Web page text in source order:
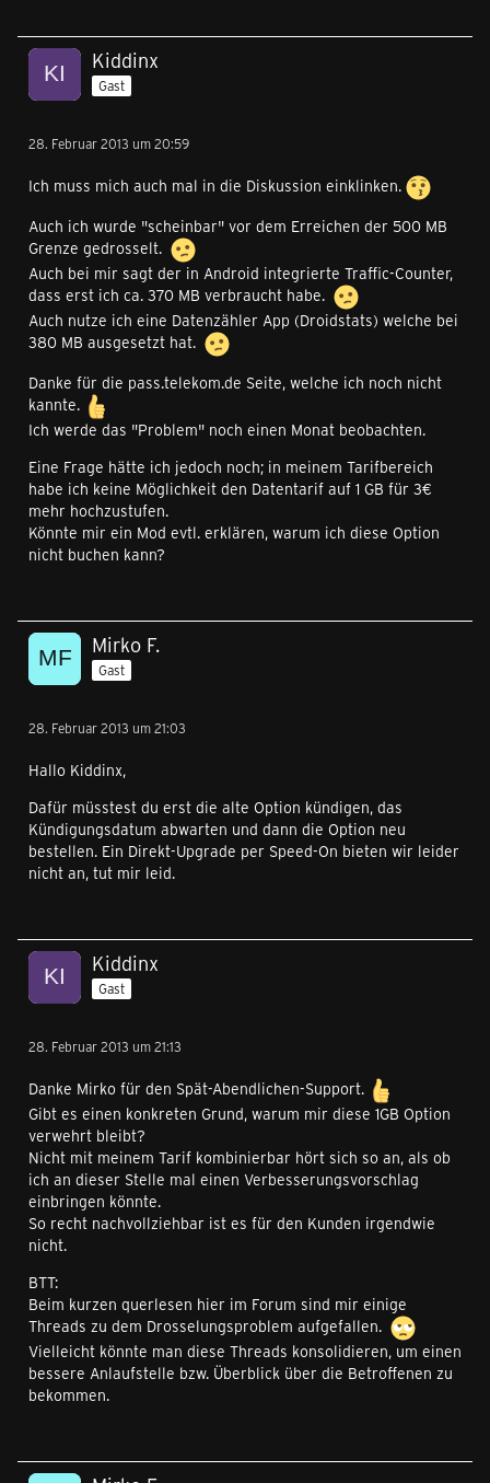
Kiddinx
Gast
28. Februar 2013 um 20:59
Ich muss mich auch mal in die Diskussion einklinken.
Auch ich wurde "scheinbar" vor dem Erreichen der 500 MB
Grenze gedrosselt.
Auch bei mir sagt der in Android integrierte Traffic-Counter,
dass erst ich ca. 370 MB verbraucht habe.
Auch nutze ich eine Datenzähler App (Droidstats) welche bei
380 MB ausgesetzt hat.
Danke für die pass.telekom.de Seite, welche ich noch nicht
kannte.
Ich werde das "Problem" noch einen Monat beobachten.
Eine Frage hätte ich jedoch noch; in meinem Tarifbereich
habe ich keine Möglichkeit den Datentarif auf 1 GB für 3€
mehr hochzustufen.
Könnte mir ein Mod evtl. erklären, warum ich diese Option
nicht buchen kann?
Mirko F.
Gast
28. Februar 2013 um 21:03
Hallo Kiddinx,
Dafür müsstest du erst die alte Option kündigen, das
Kündigungsdatum abwarten und dann die Option neu
bestellen. Ein Direkt-Upgrade per Speed-On bieten wir leider
nicht an, tut mir leid.
Kiddinx
Gast
28. Februar 2013 um 21:13
Danke Mirko für den Spät-Abendlichen-Support.
Gibt es einen konkreten Grund, warum mir diese 1GB Option
verwehrt bleibt?
Nicht mit meinem Tarif kombinierbar hört sich so an, als ob
ich an dieser Stelle mal einen Verbesserungsvorschlag
einbringen könnte.
So recht nachvollziehbar ist es für den Kunden irgendwie
nicht.
BTT:
Beim kurzen querlesen hier im Forum sind mir einige
Threads zu dem Drosselungsproblem aufgefallen.
Vielleicht könnte man diese Threads konsolidieren, um einen
bessere Anlaufstelle bzw. Überblick über die Betroffenen zu
bekommen.